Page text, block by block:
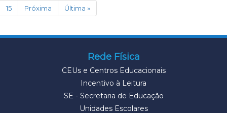
15
Próxima Última »
Rede Física
CEUs e Centros Educacionais
Incentivo à Leitura
SE - Secretaria de Educação
Unidades Escolares